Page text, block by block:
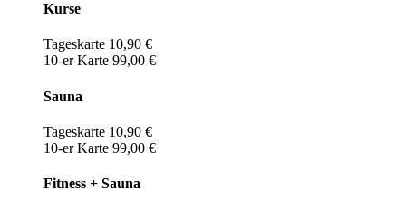
Kurse
Tageskarte 10,90 €
10-er Karte 99,00 €
Sauna
Tageskarte 10,90 €
10-er Karte 99,00 €
Fitness + Sauna